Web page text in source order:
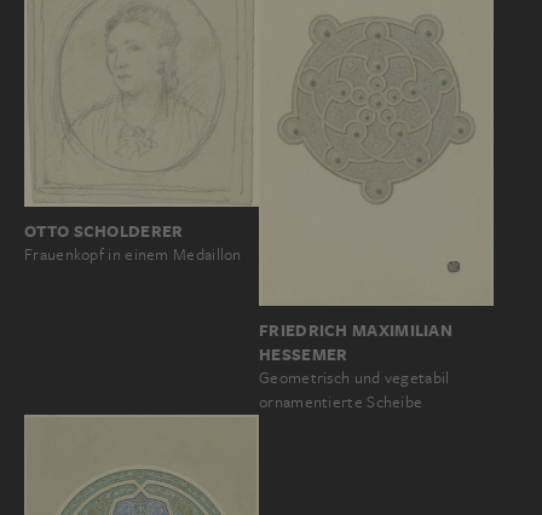
OTTO SCHOLDERER
Frauenkopf in einem Medaillon
FRIEDRICH MAXIMILIAN
HESSEMER
Geometrisch und vegetabil
ornamentierte Scheibe